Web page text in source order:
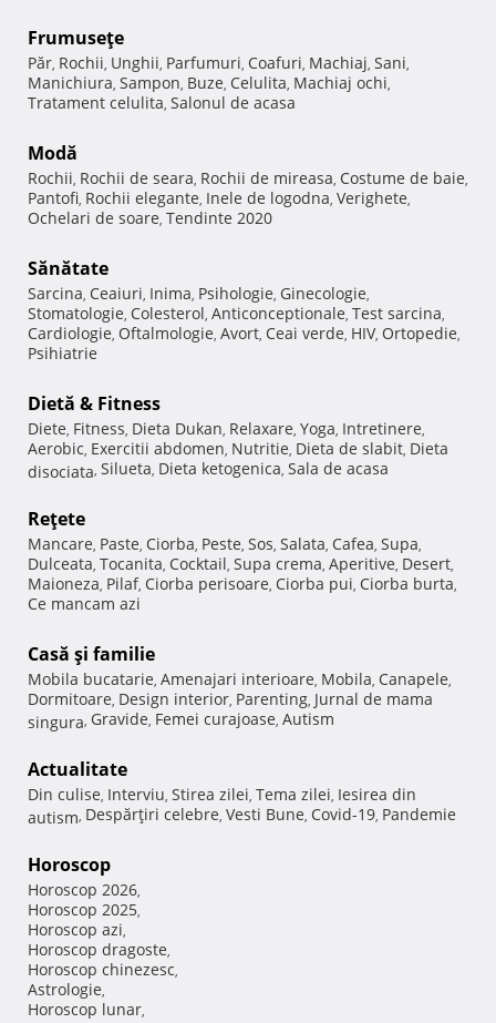
Frumuseţe
Păr, Rochii, Unghii, Parfumuri, Coafuri, Machiaj, Sani,
Manichiura, Sampon, Buze, Celulita, Machiaj ochi,
Tratament celulita, Salonul de acasa
Modă
Rochii, Rochii de seara, Rochii de mireasa, Costume de baie,
Pantofi, Rochii elegante, Inele de logodna, Verighete,
Ochelari de soare, Tendinte 2020
Sănătate
Sarcina, Ceaiuri, Inima, Psihologie, Ginecologie,
Stomatologie, Colesterol, Anticonceptionale, Test sarcina,
Cardiologie, Oftalmologie, Avort, Ceai verde, HIV, Ortopedie,
Psihiatrie
Dietă & Fitness
Diete, Fitness, Dieta Dukan, Relaxare, Yoga, Intretinere,
Aerobic, Exercitii abdomen, Nutritie, Dieta de slabit, Dieta
disociata, Silueta, Dieta ketogenica, Sala de acasa
Reţete
Mancare, Paste, Ciorba, Peste, Sos, Salata, Cafea, Supa,
Dulceata, Tocanita, Cocktail, Supa crema, Aperitive, Desert,
Maioneza, Pilaf, Ciorba perisoare, Ciorba pui, Ciorba burta,
Ce mancam azi
Casă şi familie
Mobila bucatarie, Amenajari interioare, Mobila, Canapele,
Dormitoare, Design interior, Parenting, Jurnal de mama
singura, Gravide, Femei curajoase, Autism
Actualitate
Din culise, Interviu, Stirea zilei, Tema zilei, Iesirea din
autism, Despărţiri celebre, Vesti Bune, Covid-19, Pandemie
Horoscop
Horoscop 2026,
Horoscop 2025,
Horoscop azi,
Horoscop dragoste,
Horoscop chinezesc,
Astrologie,
Horoscop lunar,